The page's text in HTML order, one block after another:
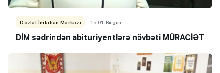
Dövlət İmtahan Mərkəzi 15:01, Bu gün
DİM sədrindən abituriyent ​​​​​​​lərə növbəti MÜRACİƏT